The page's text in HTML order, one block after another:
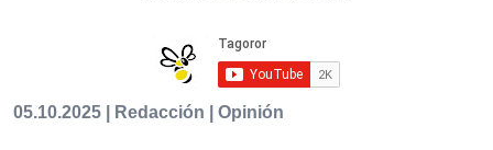
05.10.2025 | Redacción | Opinión